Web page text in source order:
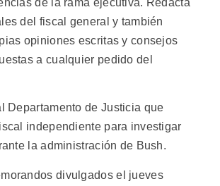
de la rama ejecutiva. Redacta
del fiscal general y también
opiniones escritas y consejos
a cualquier pedido del
Departamento de Justicia que
independiente para investigar
la administración de Bush.
divulgados el jueves